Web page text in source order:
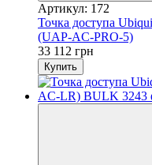
Артикул: 172
Точка доступа
(UAP-AC-PRO-5)
33 112 грн
Купить